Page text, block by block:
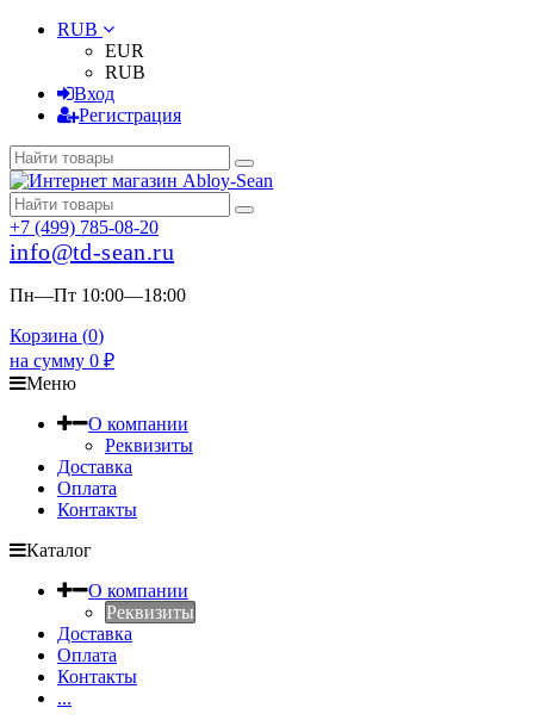
RUB
EUR
RUB
Вход
Регистрация
+7 (499) 785-08-20
info@td-sean.ru
Пн—Пт 10:00—18:00
Корзина (0)
на сумму 0 ₽
Меню
О компании
Реквизиты
Доставка
Оплата
Контакты
Каталог
О компании
Реквизиты
Доставка
Оплата
Контакты
...